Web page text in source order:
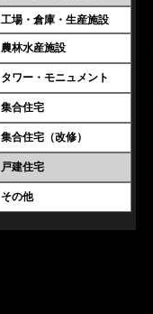
工場・倉庫・生産施設
農林水産施設
タワー・モニュメント
集合住宅
集合住宅（改修）
戸建住宅
その他